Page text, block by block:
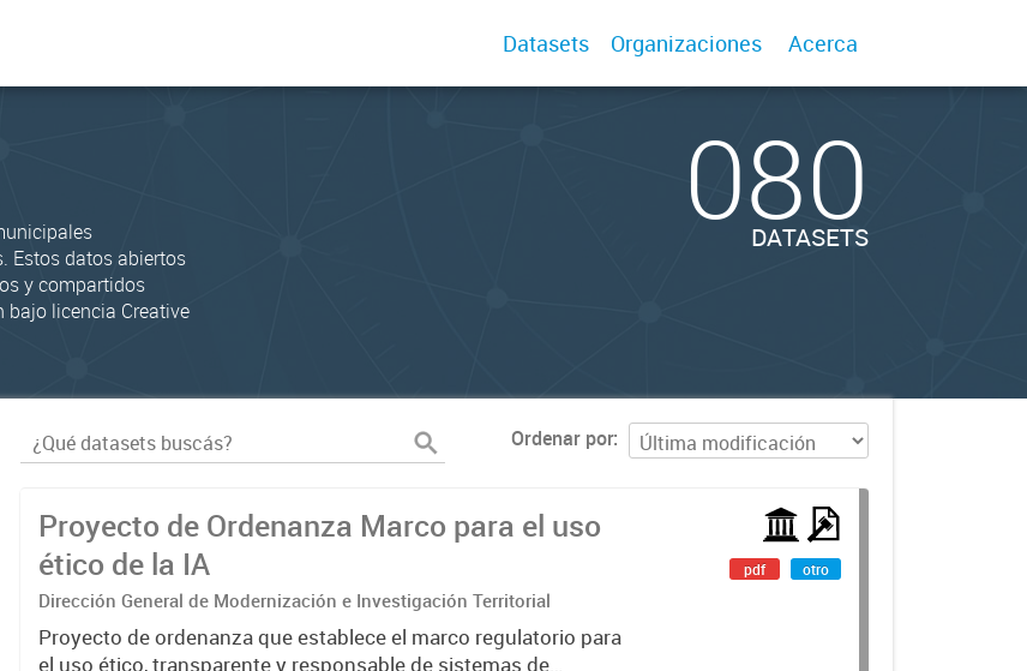
Datasets Organizaciones Acerca
Estos datos abiertos
y compartidos
bajo licencia Creative
080
DATASETS
Ordenar por
Proyecto de Ordenanza Marco para el uso
ético de la IA
Dirección General de Modernización e Investigación Territorial
Proyecto de ordenanza que establece el marco regulatorio para
el uso ético, transparente y responsable de sistemas de
pdf otro